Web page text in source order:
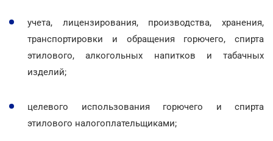
учета, лицензирования, производства, хранения,
транспортировки и обращения горючего, спирта
этилового, алкогольных напитков и табачных
изделий;
целевого использования горючего и спирта
этилового налогоплательщиками;